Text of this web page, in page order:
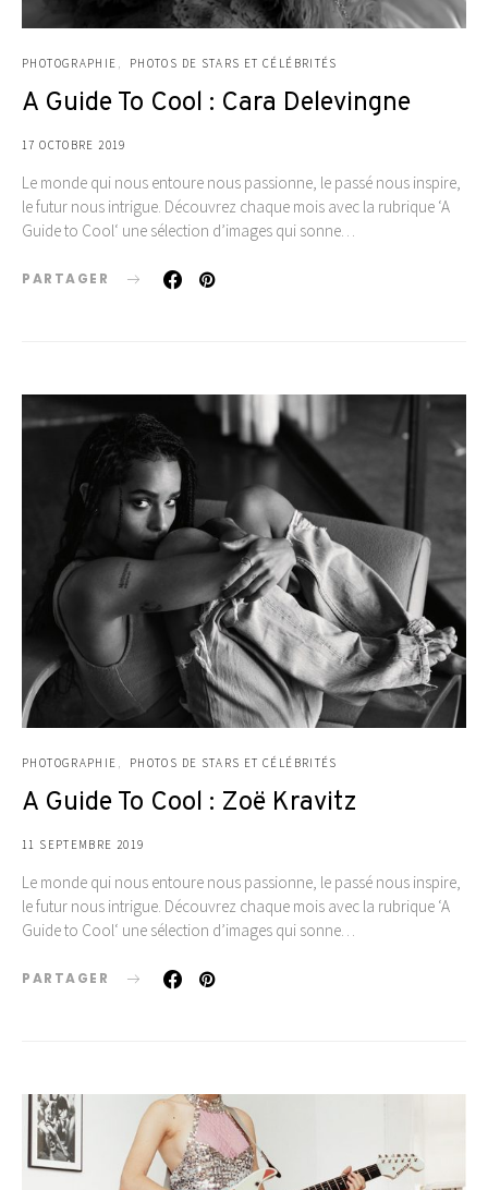
PHOTOGRAPHIE PHOTOS DE STARS ET CÉLÉBRITÉS
A Guide To Cool : Cara Delevingne
17 OCTOBRE 2019
Le monde qui nous entoure nous passionne, le passé nous inspire,
le futur nous intrigue. Découvrez chaque mois avec la rubrique ‘A
Guide to Cool‘ une sélection d’images qui sonne…
PARTAGER
PHOTOGRAPHIE PHOTOS DE STARS ET CÉLÉBRITÉS
A Guide To Cool : Zoë Kravitz
11 SEPTEMBRE 2019
Le monde qui nous entoure nous passionne, le passé nous inspire,
le futur nous intrigue. Découvrez chaque mois avec la rubrique ‘A
Guide to Cool‘ une sélection d’images qui sonne…
PARTAGER